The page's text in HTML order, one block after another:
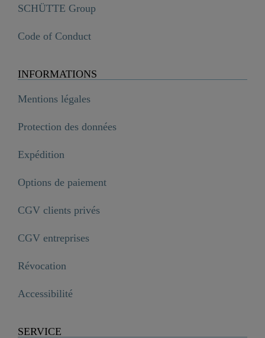
SCHÜTTE Group
Code of Conduct
INFORMATIONS
Mentions légales
Protection des données
Expédition
Options de paiement
CGV clients privés
CGV entreprises
Révocation
Accessibilité
SERVICE